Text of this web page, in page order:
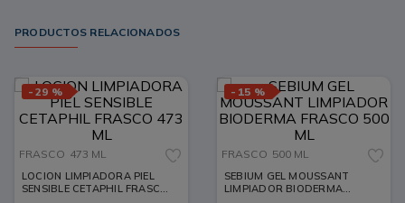
PRODUCTOS RELACIONADOS
- 29 %
FRASCO 473 ML
LOCION LIMPIADORA PIEL
SENSIBLE CETAPHIL FRASCO
- 15 %
FRASCO 500 ML
SEBIUM GEL MOUSSANT
LIMPIADOR BIODERMA